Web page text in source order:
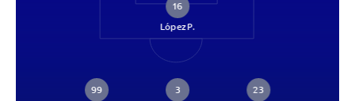
16
López P.
99
3
23